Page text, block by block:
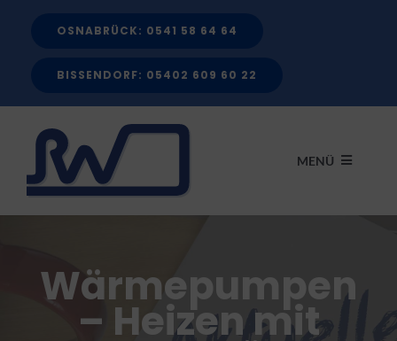
OSNABRÜCK: 0541 58 64 64
BISSENDORF: 05402 609 60 22
MENÜ
LEISTUNGEN
Wärmepumpen
– Heizen mit